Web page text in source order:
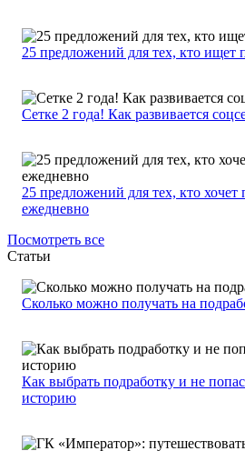
25 предложений для тех, кто ищет
Сетке 2 года! Как развивается
25 предложений для тех, кто
ежедневно
Посмотреть все
Статьи
Сколько можно получать на
Как выбрать подработку и не
историю